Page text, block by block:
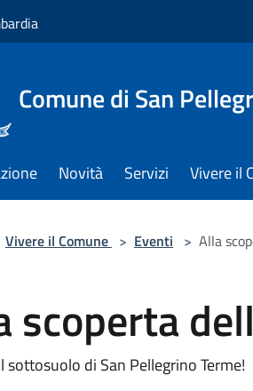
Comune di San
Novità Servizi Vivere il
Vivere il Comune > Eventi > Alla
scoperta
sottosuolo di San Pellegrino Terme!